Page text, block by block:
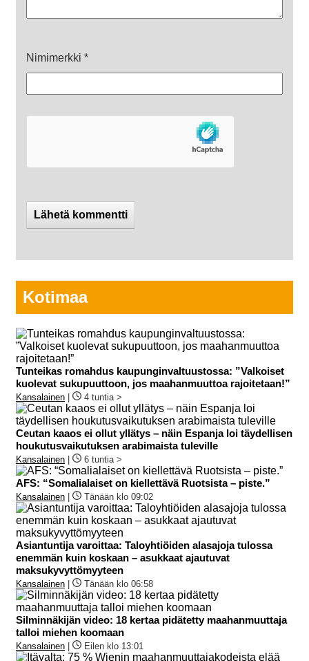
Nimimerkki *
Kotimaa
Tunteikas romahdus kaupunginvaltuustossa: ”Valkoiset
kuolevat sukupuuttoon, jos maahanmuuttoa rajoitetaan!”
Kansalainen | 4 tuntia >
Ceutan kaaos ei ollut yllätys – näin Espanja loi täydellisen
houkutusvaikutuksen arabimaista tuleville
Kansalainen | 6 tuntia >
AFS: “Somalialaiset on kiellettävä Ruotsista – piste.”
Kansalainen | Tänään klo 09:02
Asiantuntija varoittaa: Taloyhtiöiden alasajoja tulossa
enemmän kuin koskaan – asukkaat ajautuvat
maksukyvyttömyyteen
Kansalainen | Tänään klo 06:58
Silminnäkijän video: 18 kertaa pidätetty maahanmuuttaja
talloi miehen koomaan
Kansalainen | Eilen klo 13:01